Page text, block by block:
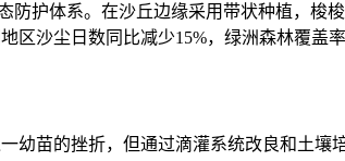
护体系。在沙丘边缘采用带状种植，梭
沙尘日数同比减少15%，绿洲森林覆盖率
的挫折，但通过滴灌系统改良和土壤